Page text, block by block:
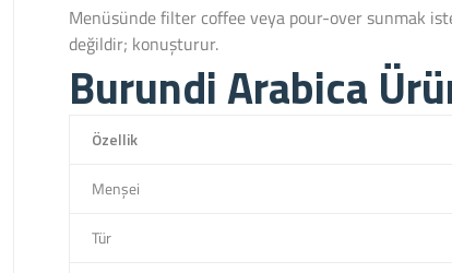
Menüsünde filter coffee veya pour-over sunmak
değildir; konuşturur.
Burundi Arabica
Özellik
Menşei
Tür